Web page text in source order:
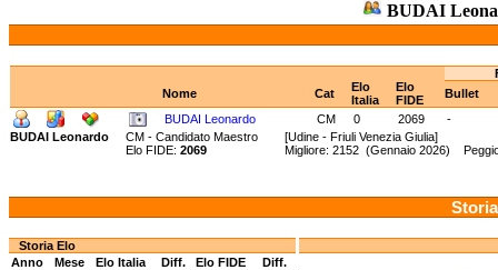
BUDAI
Nome
Cat
Elo
Italia
Elo
FIDE
Bullet
BUDAI Leonardo
CM 0 2069
-
BUDAI Leonardo
CM - Candidato Maestro [Udine - Friuli Venezia Giulia]
Elo FIDE: 2069 Migliore: 2152 (Gennaio 2026)
Storia Elo
Anno
Mese Elo Italia Diff. Elo FIDE
Diff.